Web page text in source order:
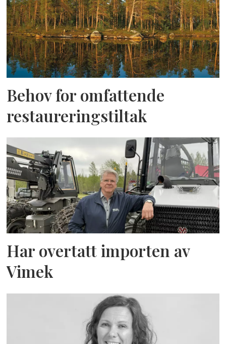
Behov for omfattende
restaureringstiltak
Har overtatt importen av
Vimek